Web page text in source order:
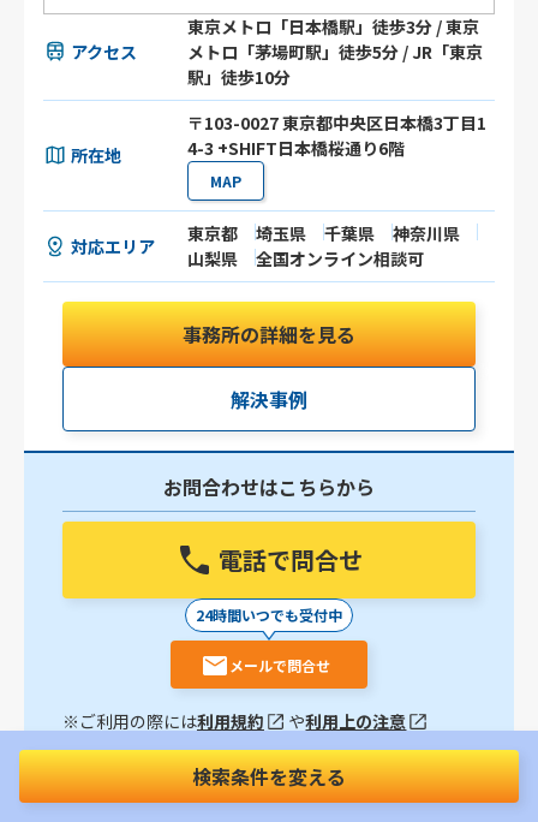
アクセス
東京メトロ「日本橋駅」徒歩3分 / 東京
メトロ「茅場町駅」徒歩5分 / JR「東京
駅」徒歩10分
所在地
〒103-0027 東京都中央区日本橋3丁目1
4-3 +SHIFT日本橋桜通り6階
MAP
対応エリア
東京都 埼玉県 千葉県
神奈川県
山梨県
全国オンライン相談可
事務所の詳細を見る
解決事例
お問合わせはこちらから
電話で問合せ
24時間いつでも受付中
メールで問合せ
※ご利用の際には利用規約 や利用上の注意
をご確認下さい
【代々木駅徒歩3分】「相談してよかった」という言
検索条件を変える